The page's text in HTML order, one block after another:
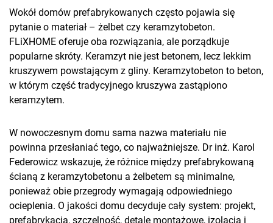
Wokół domów prefabrykowanych często pojawia się
pytanie o materiał – żelbet czy keramzytobeton.
FLiXHOME oferuje oba rozwiązania, ale porządkuje
popularne skróty. Keramzyt nie jest betonem, lecz lekkim
kruszywem powstającym z gliny. Keramzytobeton to beton,
w którym część tradycyjnego kruszywa zastąpiono
keramzytem.
W nowoczesnym domu sama nazwa materiału nie
powinna przesłaniać tego, co najważniejsze. Dr inż. Karol
Federowicz wskazuje, że różnice między prefabrykowaną
ścianą z keramzytobetonu a żelbetem są minimalne,
ponieważ obie przegrody wymagają odpowiedniego
ocieplenia. O jakości domu decyduje cały system: projekt,
prefabrykacja, szczelność, detale montażowe, izolacja i